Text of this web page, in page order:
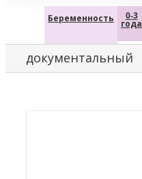
Беременность 0-3
года
документальный